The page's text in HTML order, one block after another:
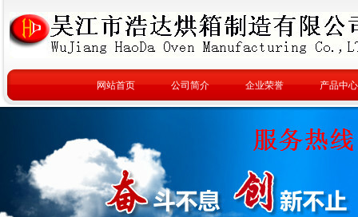
网站首页 公司简介 企业荣誉 产品中心